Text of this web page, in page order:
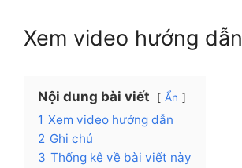
Xem video hướng dẫn
Nội dung bài viết Ẩn
1 Xem video hướng dẫn
2 Ghi chú
3 Thống kê về bài viết này